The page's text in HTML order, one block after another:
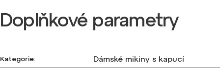
Doplňkové parametry
Kategorie: Dámské mikiny s kapucí